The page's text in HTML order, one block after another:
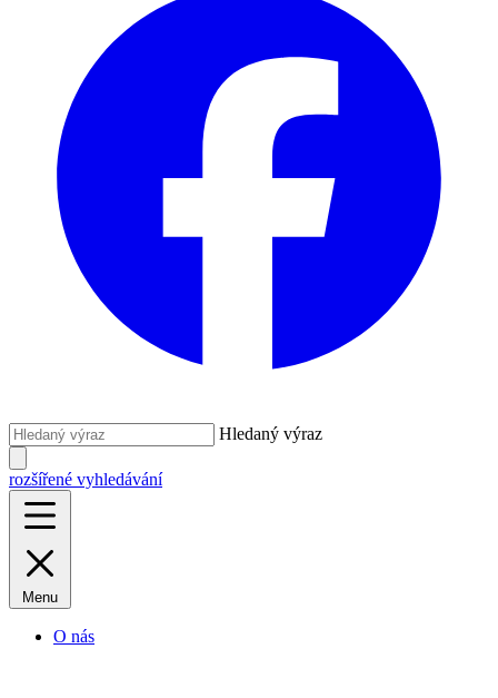
Hledaný výraz
rozšířené vyhledávání
Menu
O nás